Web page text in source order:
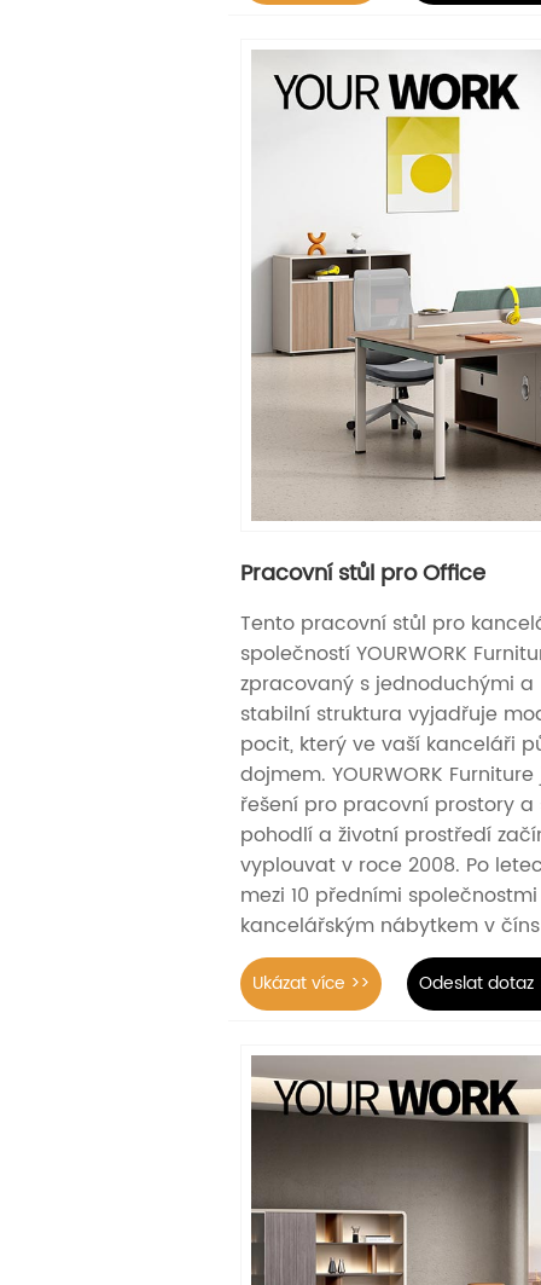
Pracovní stůl pro Office
Tento pracovní stůl pro
společností YOURWORK
zpracovaný s jednoduchými
stabilní struktura vyjadřuje
pocit, který ve vaší kanceláři
dojmem. YOURWORK
řešení pro pracovní prostory a
pohodlí a životní prostředí
vyplouvat v roce 2008. Po
mezi 10 předními
kancelářským nábytkem v
Ukázat více >> Odeslat dotaz